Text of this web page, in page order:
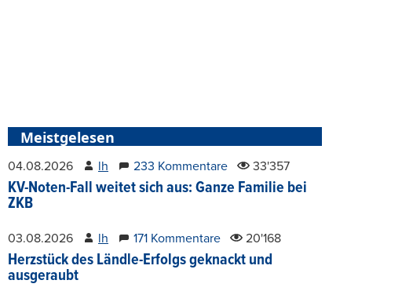
Meistgelesen
04.08.2026 lh 233 Kommentare 33'357
KV-Noten-Fall weitet sich aus: Ganze Familie bei
ZKB
03.08.2026 lh 171 Kommentare 20'168
Herzstück des Ländle-Erfolgs geknackt und
ausgeraubt